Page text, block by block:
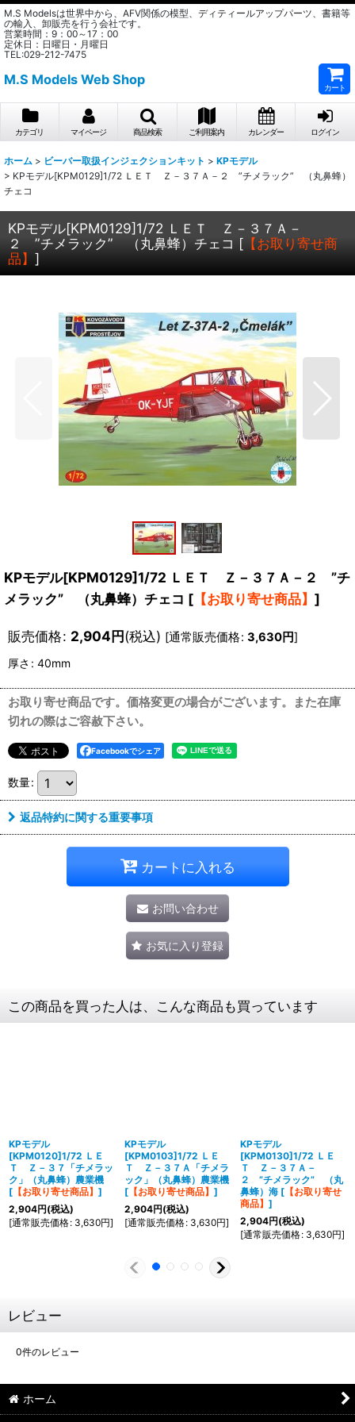
M.S Modelsは世界中から、AFV関係の模型、ディティールアップパーツ、書籍等
の輸入、卸販売を行う会社です。
営業時間：9：00～17：00
定休日：日曜日・月曜日
TEL:029-212-7475
M.S Models Web Shop
カート
カテゴリ マイページ 商品検索 ご利用案内 カレンダー ログイン
ホーム > ビーバー取扱インジェクションキット > KPモデル
> KPモデル[KPM0129]1/72 ＬＥＴ Ｚ－３７Ａ－２ ”チメラック” （丸鼻蜂）
チェコ
KPモデル[KPM0129]1/72 ＬＥＴ Ｚ－３７Ａ－
２ ”チメラック” （丸鼻蜂）チェコ [ 【お取り寄せ商
品】 ]
KPモデル[KPM0129]1/72 ＬＥＴ Ｚ－３７Ａ－２ ”チ
メラック” （丸鼻蜂）チェコ [ 【お取り寄せ商品】 ]
販売価格: 2,904円(税込) [通常販売価格: 3,630円]
厚さ : 40mm
お取り寄せ商品です。価格変更の場合がございます。また在庫
切れの際はご容赦下さい。
Facebookでシェア
数量:
返品特約に関する重要事項
カートに入れる
お問い合わせ
お気に入り登録
この商品を買った人は、こんな商品も買っています
KPモデル
[KPM0120]1/72 ＬＥ
Ｔ Ｚ－３７「チメラッ
ク」（丸鼻蜂）農業機
[ 【お取り寄せ商品】 ]
2,904円(税込)
[通常販売価格: 3,630円]
KPモデル
[KPM0103]1/72 ＬＥ
Ｔ Ｚ－３７Ａ「チメラ
ック」（丸鼻蜂）農業機
[ 【お取り寄せ商品】 ]
2,904円(税込)
[通常販売価格: 3,630円]
KPモデル
[KPM0130]1/72 ＬＥ
Ｔ Ｚ－３７Ａ－
２ ”チメラック” （丸
鼻蜂）海 [ 【お取り寄せ
商品】 ]
2,904円(税込)
[通常販売価格: 3,630円]
レビュー
0件のレビュー
ホーム